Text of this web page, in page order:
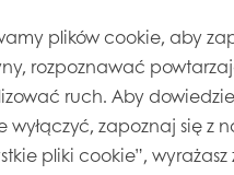
plików cookie, aby
rozpoznawać
ruch. Aby
wyłączyć, zapoznaj się z
pliki cookie”,